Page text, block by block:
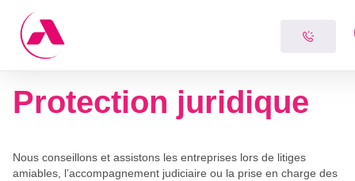
content
Protection juridique
Nous conseillons et assistons les entreprises lors de litiges
amiables, l’accompagnement judiciaire ou la prise en charge des
Panneau de gestion des cookies